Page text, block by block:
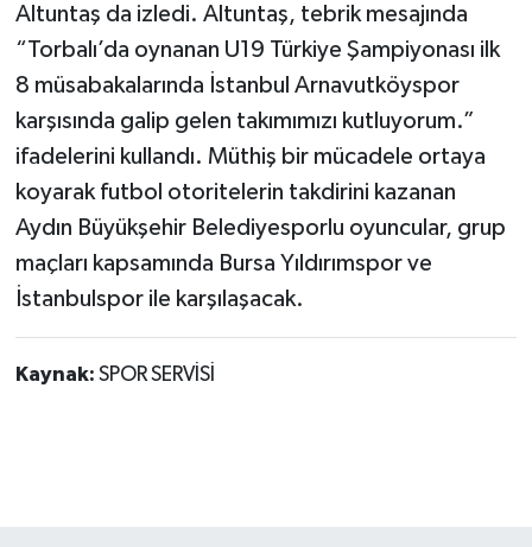
Altuntaş da izledi. Altuntaş, tebrik mesajında
“Torbalı’da oynanan U19 Türkiye Şampiyonası ilk
8 müsabakalarında İstanbul Arnavutköyspor
karşısında galip gelen takımımızı kutluyorum.”
ifadelerini kullandı. Müthiş bir mücadele ortaya
koyarak futbol otoritelerin takdirini kazanan
Aydın Büyükşehir Belediyesporlu oyuncular, grup
maçları kapsamında Bursa Yıldırımspor ve
İstanbulspor ile karşılaşacak.
Kaynak: SPOR SERVİSİ